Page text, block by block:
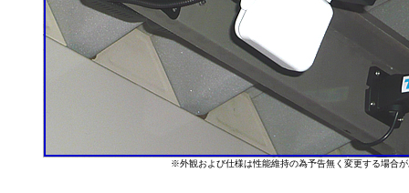
※外観および仕様は性能維持の為予告無く変更する場合があ